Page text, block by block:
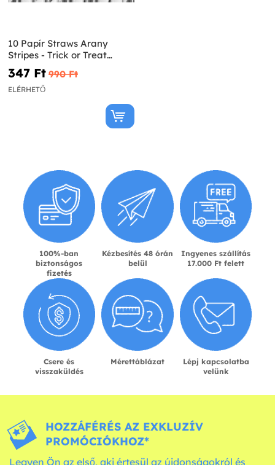
10 Papír Straws Arany
Stripes - Trick or Treat
Collection
347 Ft‎ 990 Ft‎
ELÉRHETŐ
100%-ban
biztonságos
fizetés
Kézbesítés 48 órán
belül
Ingyenes szállítás
17.000 Ft felett
Csere és
visszaküldés
Mérettáblázat
Lépj kapcsolatba
velünk
HOZZÁFÉRÉS AZ EXKLUZÍV
PROMÓCIÓKHOZ*
Legyen Ön az első, aki értesül az újdonságokról és